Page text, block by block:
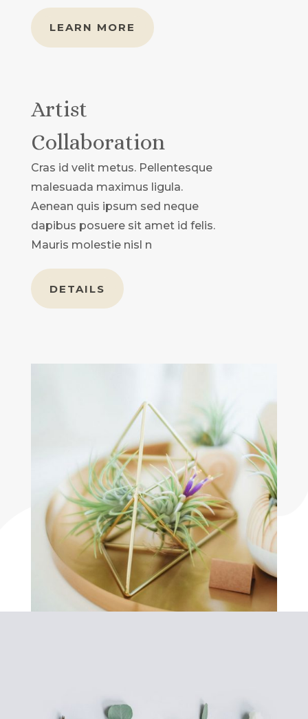
LEARN MORE
Artist
Collaboration
Cras id velit metus. Pellentesque
malesuada maximus ligula.
Aenean quis ipsum sed neque
dapibus posuere sit amet id felis.
Mauris molestie nisl n
DETAILS